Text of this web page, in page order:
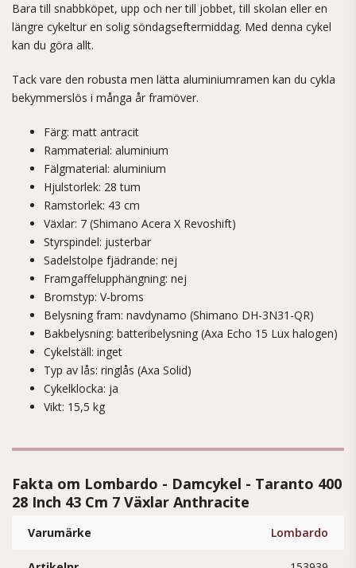
Bara till snabbköpet, upp och ner till jobbet, till skolan eller en
längre cykeltur en solig söndagseftermiddag. Med denna cykel
kan du göra allt.
Tack vare den robusta men lätta aluminiumramen kan du cykla
bekymmerslös i många år framöver.
Färg: matt antracit
Rammaterial: aluminium
Fälgmaterial: aluminium
Hjulstorlek: 28 tum
Ramstorlek: 43 cm
Växlar: 7 (Shimano Acera X Revoshift)
Styrspindel: justerbar
Sadelstolpe fjädrande: nej
Framgaffelupphängning: nej
Bromstyp: V-broms
Belysning fram: navdynamo (Shimano DH-3N31-QR)
Bakbelysning: batteribelysning (Axa Echo 15 Lux halogen)
Cykelställ: inget
Typ av lås: ringlås (Axa Solid)
Cykelklocka: ja
Vikt: 15,5 kg
Fakta om Lombardo - Damcykel - Taranto 400
28 Inch 43 Cm 7 Växlar Anthracite
Varumärke Lombardo